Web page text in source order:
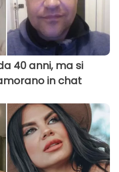
40 anni, ma si
in chat